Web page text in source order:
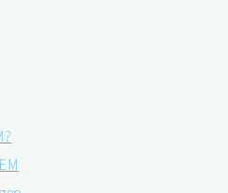
Online-Hörtest